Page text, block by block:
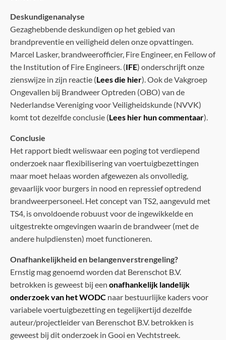
Deskundigenanalyse
Gezaghebbende deskundigen op het gebied van
brandpreventie en veiligheid delen onze opvattingen.
Marcel Lasker, brandweerofficier, Fire Engineer, en Fellow of
the Institution of Fire Engineers. (IFE) onderschrijft onze
zienswijze in zijn reactie (Lees die hier). Ook de Vakgroep
Ongevallen bij Brandweer Optreden (OBO) van de
Nederlandse Vereniging voor Veiligheidskunde (NVVK)
komt tot dezelfde conclusie (Lees hier hun commentaar).
Conclusie
Het rapport biedt weliswaar een poging tot verdiepend
onderzoek naar flexibilisering van voertuigbezettingen
maar moet helaas worden afgewezen als onvolledig,
gevaarlijk voor burgers in nood en repressief optredend
brandweerpersoneel. Het concept van TS2, aangevuld met
TS4, is onvoldoende robuust voor de ingewikkelde en
uitgestrekte omgevingen waarin de brandweer (met de
andere hulpdiensten) moet functioneren.
Onafhankelijkheid en belangenverstrengeling?
Ernstig mag genoemd worden dat Berenschot B.V.
betrokken is geweest bij een onafhankelijk landelijk
onderzoek van het WODC naar bestuurlijke kaders voor
variabele voertuigbezetting en tegelijkertijd dezelfde
auteur/projectleider van Berenschot B.V. betrokken is
geweest bij dit onderzoek in Gooi en Vechtstreek.